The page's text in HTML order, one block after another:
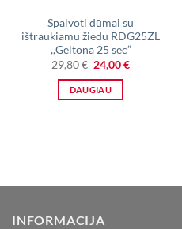
Spalvoti dūmai su
ištraukiamu žiedu RDG25ZL
,,Geltona 25 sec”
29,80€ Original
price
was:
29,80 €.
24,00€Current
DAUGIAU
INFORMACIJA